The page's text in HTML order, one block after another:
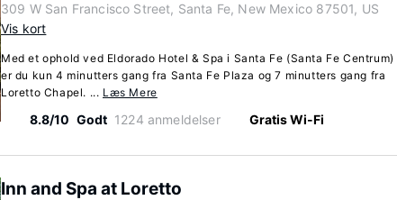
309 W San Francisco Street, Santa Fe, New Mexico 87501, US
Vis kort
Med et ophold ved Eldorado Hotel & Spa i Santa Fe (Santa Fe Centrum)
er du kun 4 minutters gang fra Santa Fe Plaza og 7 minutters gang fra
Loretto Chapel. ... Læs Mere
8.8/10 Godt 1224 anmeldelser Gratis Wi-Fi
Inn and Spa at Loretto